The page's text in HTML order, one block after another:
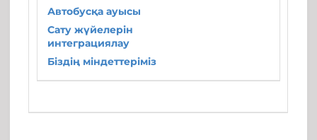
Автобусқа ауысы
Сату жүйелерін
интеграциялау
Біздің міндеттеріміз